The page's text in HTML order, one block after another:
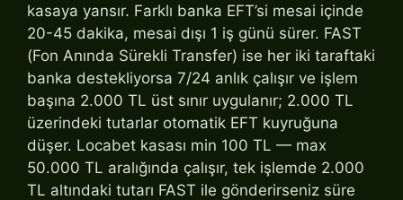
kasaya yansır. Farklı banka EFT’si mesai içinde
20-45 dakika, mesai dışı 1 iş günü sürer. FAST
(Fon Anında Sürekli Transfer) ise her iki taraftaki
banka destekliyorsa 7/24 anlık çalışır ve işlem
başına 2.000 TL üst sınır uygulanır; 2.000 TL
üzerindeki tutarlar otomatik EFT kuyruğuna
düşer. Locabet kasası min 100 TL — max
50.000 TL aralığında çalışır, tek işlemde 2.000
TL altındaki tutarı FAST ile gönderirseniz süre